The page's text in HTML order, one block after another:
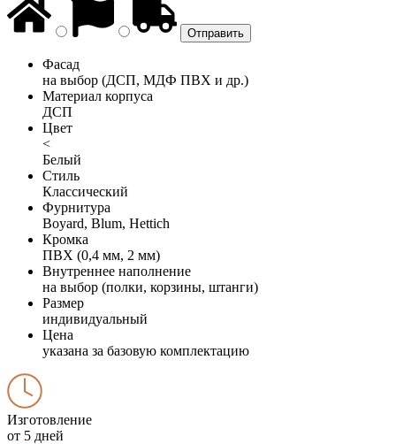
Фасад
на выбор (ДСП, МДФ ПВХ и др.)
Материал корпуса
ДСП
Цвет
<
Белый
Стиль
Классический
Фурнитура
Boyard, Blum, Hettich
Кромка
ПВХ (0,4 мм, 2 мм)
Внутреннее наполнение
на выбор (полки, корзины, штанги)
Размер
индивидуальный
Цена
указана за базовую комплектацию
Изготовление
от 5 дней